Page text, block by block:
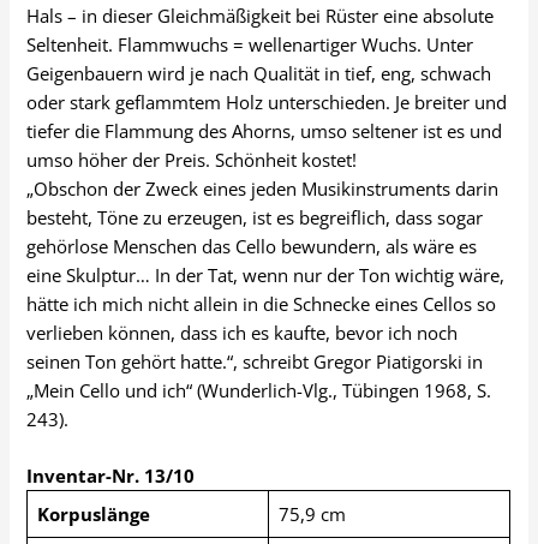
Hals – in dieser Gleichmäßigkeit bei Rüster eine absolute
Seltenheit. Flammwuchs = wellenartiger Wuchs. Unter
Geigenbauern wird je nach Qualität in tief, eng, schwach
oder stark geflammtem Holz unterschieden. Je breiter und
tiefer die Flammung des Ahorns, umso seltener ist es und
umso höher der Preis. Schönheit kostet!
„Obschon der Zweck eines jeden Musikinstruments darin
besteht, Töne zu erzeugen, ist es begreiflich, dass sogar
gehörlose Menschen das Cello bewundern, als wäre es
eine Skulptur… In der Tat, wenn nur der Ton wichtig wäre,
hätte ich mich nicht allein in die Schnecke eines Cellos so
verlieben können, dass ich es kaufte, bevor ich noch
seinen Ton gehört hatte.“, schreibt Gregor Piatigorski in
„Mein Cello und ich“ (Wunderlich-Vlg., Tübingen 1968, S.
243).
Inventar-Nr. 13/10
Korpuslänge
75,9 cm